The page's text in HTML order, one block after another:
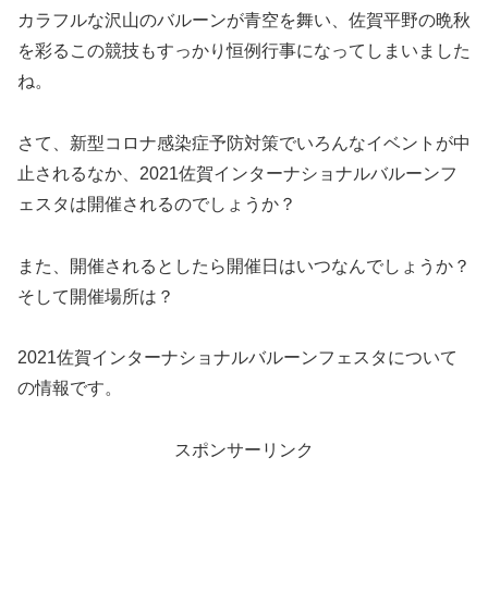
カラフルな沢山のバルーンが青空を舞い、佐賀平野の晩秋
を彩るこの競技もすっかり恒例行事になってしまいました
ね。
さて、新型コロナ感染症予防対策でいろんなイベントが中
止されるなか、2021佐賀インターナショナルバルーンフ
ェスタは開催されるのでしょうか？
また、開催されるとしたら開催日はいつなんでしょうか？
そして開催場所は？
2021佐賀インターナショナルバルーンフェスタについて
の情報です。
スポンサーリンク